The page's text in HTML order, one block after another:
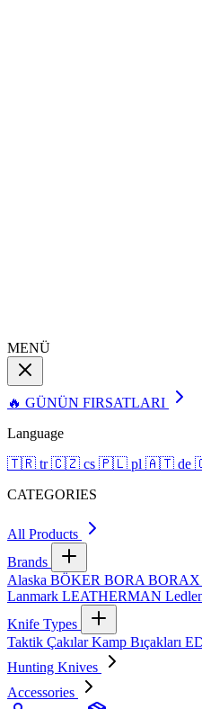
MENÜ
🔥 GÜNÜN FIRSATLARI
Language
🇹🇷 tr 🇨🇿 cs 🇵🇱 pl 🇦🇹 de
CATEGORIES
All Products
Brands
Alaska BÖKER BORA BORAX
Lanmark LEATHERMAN
Knife Types
Taktik ÇakılarKamp Bıçakları
Hunting Knives
Accessories